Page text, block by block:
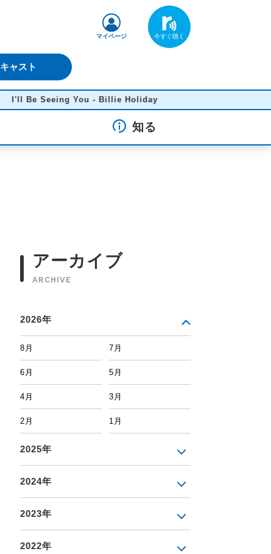
ャスト
マイページ
Seeing You - Billie Holiday
知る
アーカイブ
ARCHIVE
2026年
8月 7月
6月 5月
4月 3月
2月 1月
2025年
2024年
2023年
2022年